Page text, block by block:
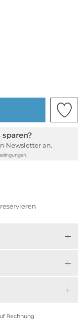
sparen?
Newsletter an.
Rechnung